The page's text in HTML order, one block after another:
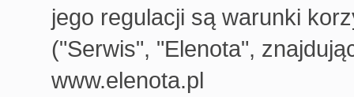
jego regulacji są warunki
("Serwis", "Elenota",
www.elenota.pl